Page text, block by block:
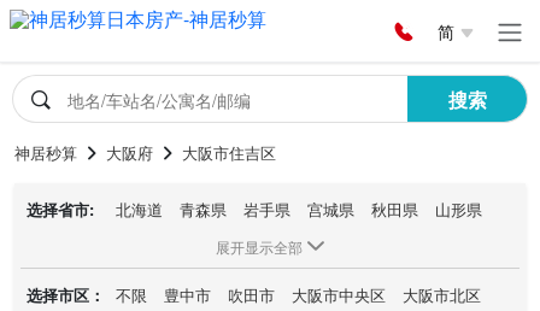
简
搜索
神居秒算 大阪府 大阪市住吉区
选择省市: 北海道 青森県 岩手県 宫城県 秋田県
山形県
茨城県 栃木県 群马県
东京都
神奈川県 新潟県 富山県 石川県
福井県
山梨県
长野県 岐阜県 静冈県 爱知県
三重県
展开显示全部
选择市区： 不限 豊中市 吹田市 大阪市中央区
大阪市北区